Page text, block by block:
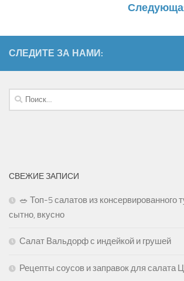
СЛЕДИТЕ ЗА НАМИ:
Найти:
СВЕЖИЕ ЗАПИСИ
🥗 Топ-5 салатов из консервированного
сытно, вкусно
Салат Вальдорф с индейкой и грушей
Рецепты соусов и заправок для салата